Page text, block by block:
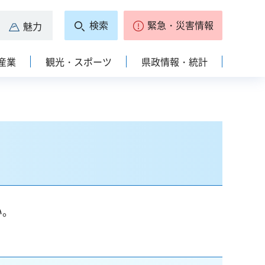
魅力 検索 緊急・災害情報
業 観光・スポーツ 県政情報・統計